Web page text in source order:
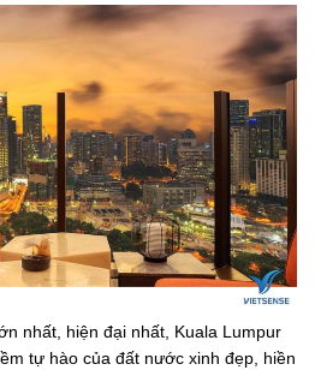
nhất, hiện đại nhất, Kuala Lumpur
tự hào của đất nước xinh đẹp, hiền